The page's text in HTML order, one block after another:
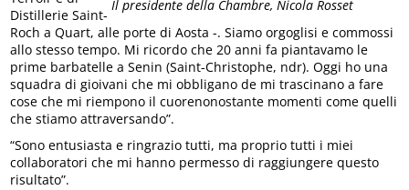
Il presidente della Chambre, Nicola Rosset
Distillerie Saint-
Roch a Quart, alle porte di Aosta -. Siamo orgoglisi e commossi
allo stesso tempo. Mi ricordo che 20 anni fa piantavamo le
prime barbatelle a Senin (Saint-Christophe, ndr). Oggi ho una
squadra di gioivani che mi obbligano de mi trascinano a fare
cose che mi riempono il cuorenonostante momenti come quelli
che stiamo attraversando”.
“Sono entusiasta e ringrazio tutti, ma proprio tutti i miei
collaboratori che mi hanno permesso di raggiungere questo
risultato”.